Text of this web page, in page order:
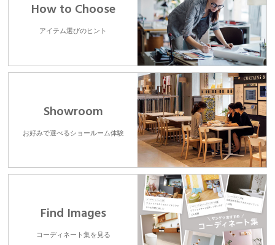
How to Choose
アイテム選びのヒント
Showroom
お好みで選べるショールーム体験
Find Images
コーディネート集を見る